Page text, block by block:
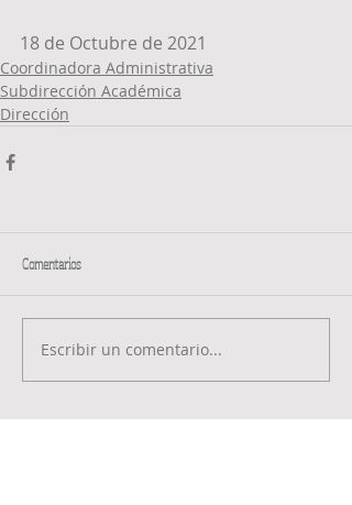
18 de Octubre de 2021
Coordinadora Administrativa
Subdirección Académica
Dirección
Comentarios
Escribir un comentario...